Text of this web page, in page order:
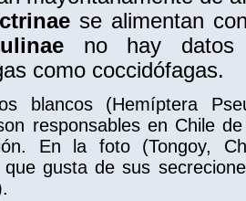
se alimentan
no hay datos
como coccidófagas.
blancos (Hemíptera
responsables en Chile
En la foto (Tongoy,
que gusta de sus